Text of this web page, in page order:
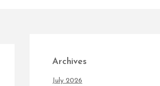
Archives
July 2026